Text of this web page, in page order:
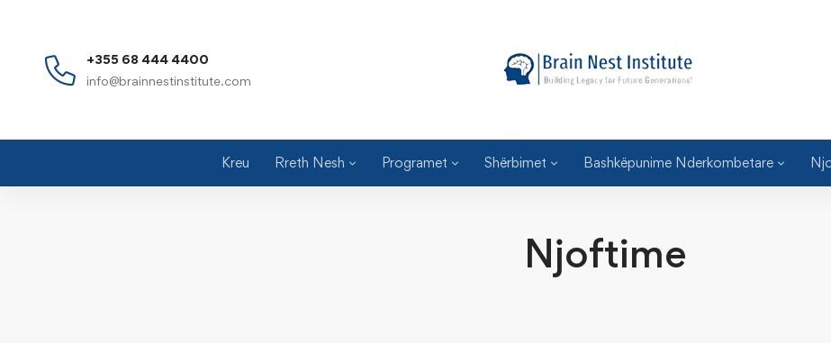
+355 68 444 4400
info@brainnestinstitute.com
Kreu Rreth Nesh Programet Shërbimet Bashkëpunime Nderkombetare
Njoftime